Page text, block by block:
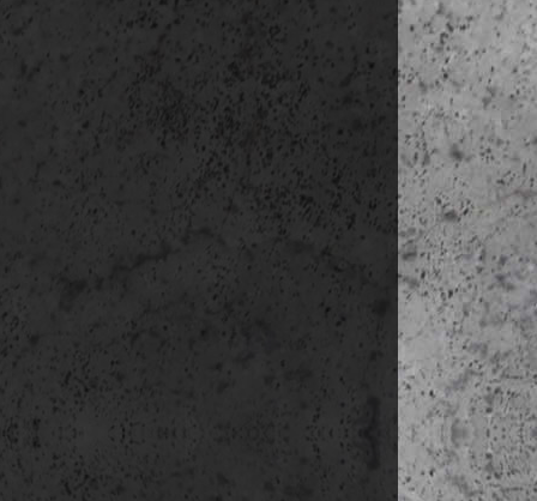
Hírlevél le
http://
Sütik
A sütiket a
olyan
A cookie-k
adatok
weboldal
fel.
A weblap
küld annak
a szolgáltató
Az
Az
Az
Az
A
bármikor
Az
Az
Közösségi